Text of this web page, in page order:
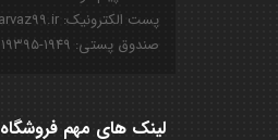
پست الکترونیک: info@parvaz99.ir
صندوق پستی: ۱۹۴۹-۱۹۳۹۵
لینک های مهم فروشگاه